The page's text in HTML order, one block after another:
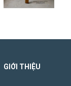
GIỚI THIỆU